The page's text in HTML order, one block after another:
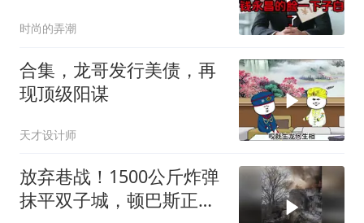
我
时尚的弄潮
合集，龙哥发行美债，再
现顶级阳谋
天才设计师
放弃巷战！1500公斤炸弹
抹平双子城，顿巴斯正变